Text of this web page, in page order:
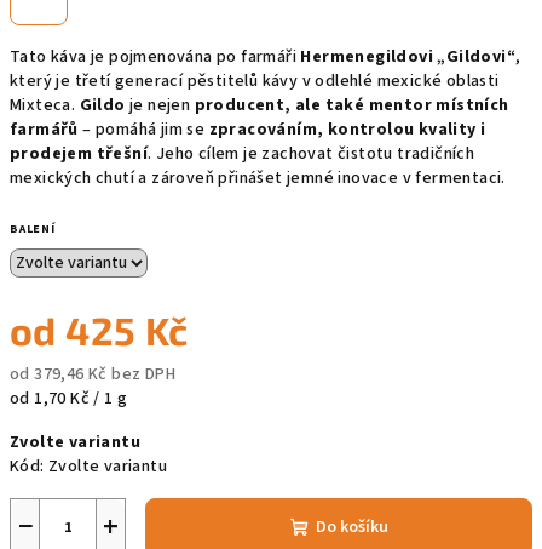
Tato káva je pojmenována po farmáři Hermenegildovi „Gildovi“,
který je třetí generací pěstitelů kávy v odlehlé mexické oblasti
Mixteca. Gildo je nejen producent, ale také mentor místních
farmářů – pomáhá jim se zpracováním, kontrolou kvality i
prodejem třešní. Jeho cílem je zachovat čistotu tradičních
mexických chutí a zároveň přinášet jemné inovace v fermentaci.
BALENÍ
od425 Kč
od379,46 Kč bez DPH
Měrná
od 1,70 Kč / 1 g
Zvolte variantu
Kód: Zvolte variantu
+
− Do košíku